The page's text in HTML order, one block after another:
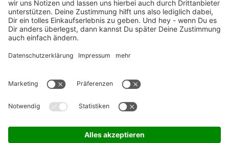
FÜR ARBEITGEBER & ARBEITNEHMER